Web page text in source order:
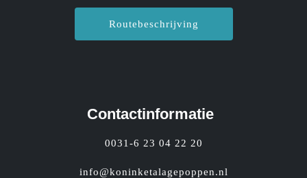
Routebeschrijving
Contactinformatie
0031-6 23 04 22 20
info@koninketalagepoppen.nl